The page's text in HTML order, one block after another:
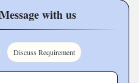
with us
Discuss Requirement